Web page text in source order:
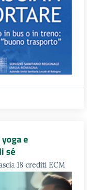
e
sé
18 crediti ECM